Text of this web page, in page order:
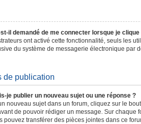
il demandé de me connecter lorsque je
ont activé cette fonctionnalité, seuls les
du système de messagerie électronique par
de publication
je publier un nouveau sujet ou une réponse ?
nouveau sujet dans un forum, cliquez sur le
de pouvoir rédiger un message. Sur
pouvez transférer des pièces jointes dans ce